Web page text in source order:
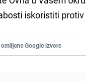
iskoristiti protiv
Google izvore